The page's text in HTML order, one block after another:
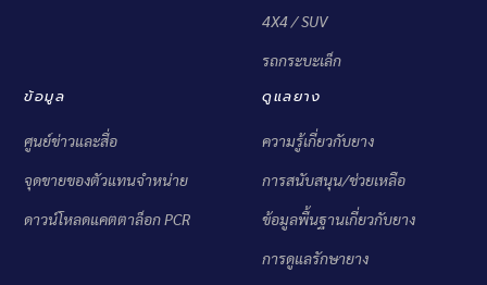
4X4 / SUV
รถกระบะเล็ก
ข้อมูล
ศูนย์ข่าวและสื่อ
จุดขายของตัวแทนจำหน่าย
ดาวน์โหลดแคตตาล็อก PCR
ดูแลยาง
ความรู้เกี่ยวกับยาง
การสนับสนุน/ช่วยเหลือ
ข้อมูลพื้นฐานเกี่ยวกับยาง
การดูแลรักษายาง